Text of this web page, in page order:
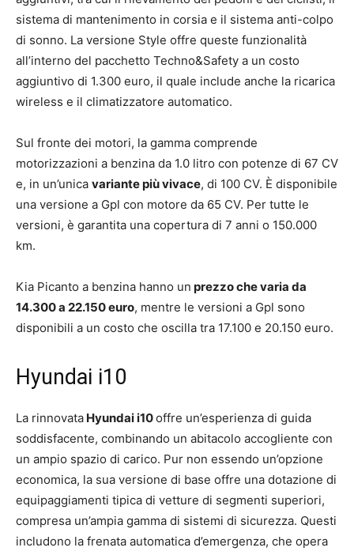
sistema di mantenimento in corsia e il sistema anti-colpo
di sonno. La versione Style offre queste funzionalità
all’interno del pacchetto Techno&Safety a un costo
aggiuntivo di 1.300 euro, il quale include anche la ricarica
wireless e il climatizzatore automatico.
Sul fronte dei motori, la gamma comprende
motorizzazioni a benzina da 1.0 litro con potenze di 67 CV
e, in un’unica variante più vivace, di 100 CV. È disponibile
una versione a Gpl con motore da 65 CV. Per tutte le
versioni, è garantita una copertura di 7 anni o 150.000
km.
Kia Picanto a benzina hanno un prezzo che varia da
14.300 a 22.150 euro, mentre le versioni a Gpl sono
disponibili a un costo che oscilla tra 17.100 e 20.150 euro.
Hyundai i10
La rinnovata Hyundai i10offre un’esperienza di guida
soddisfacente, combinando un abitacolo accogliente con
un ampio spazio di carico. Pur non essendo un’opzione
economica, la sua versione di base offre una dotazione di
equipaggiamenti tipica di vetture di segmenti superiori,
compresa un’ampia gamma di sistemi di sicurezza. Questi
includono la frenata automatica d’emergenza, che opera